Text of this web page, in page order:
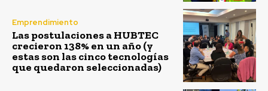
Emprendimiento
Las postulaciones a HUBTEC
crecieron 138% en un año (y
estas son las cinco tecnologías
que quedaron seleccionadas)